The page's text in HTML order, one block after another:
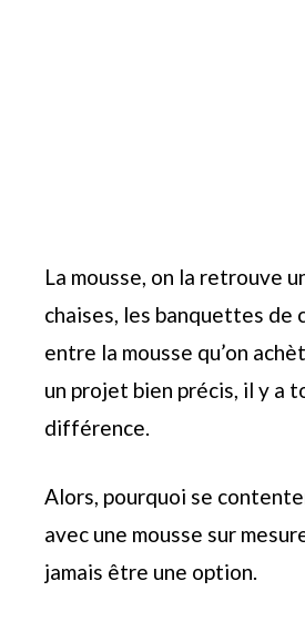
La mousse, on la retrouve
chaises, les banquettes de
entre la mousse qu’on
un projet bien précis, il y a
différence.
Alors, pourquoi se
avec une mousse sur
jamais être une option.